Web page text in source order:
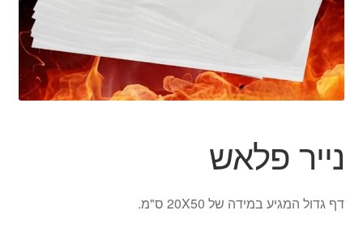
סל קניות
תשלום
נייר פלאש
דף גדול המגיע במידה של 20X50 ס"מ.